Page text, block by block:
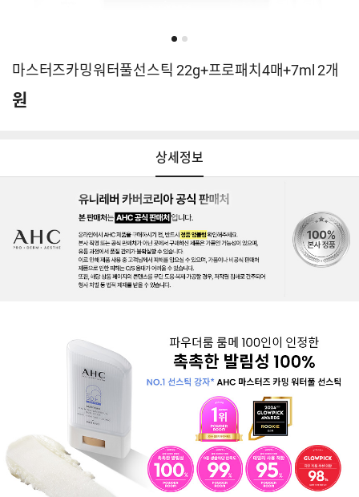
마스터즈카밍워터풀선스틱 22g+프로패치4매+7ml 2개
원
상세정보